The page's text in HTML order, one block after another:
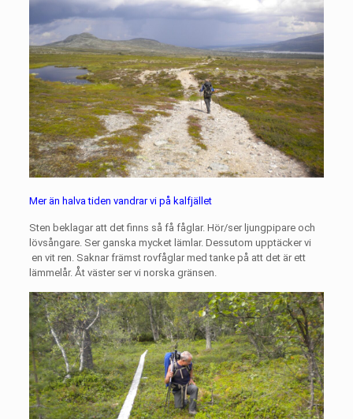
Mer än halva tiden vandrar vi på kalfjället
Sten beklagar att det finns så få fåglar. Hör/ser ljungpipare och
lövsångare. Ser ganska mycket lämlar. Dessutom upptäcker vi
en vit ren. Saknar främst rovfåglar med tanke på att det är ett
lämmelår. Åt väster ser vi norska gränsen.